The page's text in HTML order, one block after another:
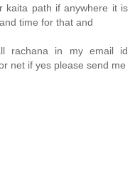
kaita path if anywhere it is
time for that and
rachana in my email id
net if yes please send me